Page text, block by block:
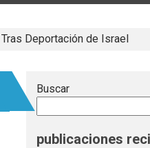
Deportación de Israel
Buscar
publicaciones